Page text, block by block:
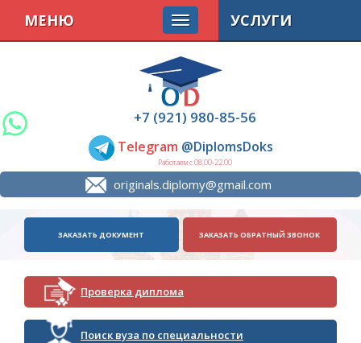
+7 (921) 980-85-56
Telegram @DiplomsDoks
Работаем с 08.00-22.00
originals.diplomy@gmail.com
МЕНЮ
ЗАКАЗАТЬ ДОКУМЕНТ ЗАКАЗАТЬ ОБРАТНЫЙ ЗВОНОК
Проверка диплома
Поиск вуза по специальности
УСЛУГИ